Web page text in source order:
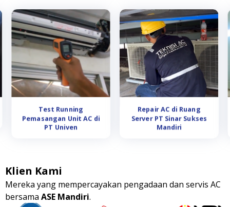
Test Running
Pemasangan Unit AC di
PT Univen
Repair AC di Ruang
Server PT Sinar Sukses
Mandiri
Klien Kami
Mereka yang mempercayakan pengadaan dan servis AC
bersama ASE Mandiri.